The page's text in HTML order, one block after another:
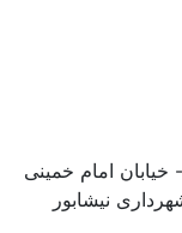
امام خمینی
نیشابور